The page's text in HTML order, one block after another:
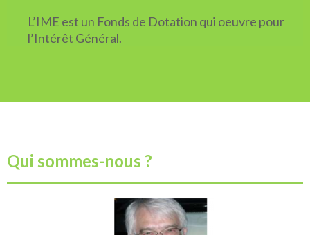
L’IME est un Fonds de Dotation qui oeuvre pour
l’Intérêt Général.
Qui sommes-nous ?